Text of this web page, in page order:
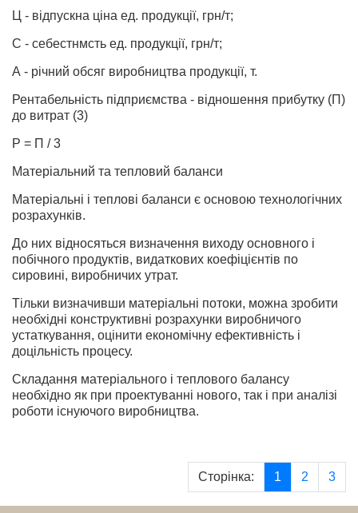
Ц - відпускна ціна ед. продукції, грн/т;
С - себестнмсть ед. продукції, грн/т;
А - річний обсяг виробництва продукції, т.
Рентабельність підприємства - відношення прибутку (П)
до витрат (3)
Р = П / 3
Матеріальний та тепловий баланси
Матеріальні і теплові баланси є основою технологічних
розрахунків.
До них відносяться визначення виходу основного і
побічного продуктів, видаткових коефіцієнтів по
сировині, виробничих утрат.
Тільки визначивши матеріальні потоки, можна зробити
необхідні конструктивні розрахунки виробничого
устаткування, оцінити економічну ефективність і
доцільність процесу.
Складання матеріального і теплового балансу
необхідно як при проектуванні нового, так і при аналізі
роботи існуючого виробництва.
Сторінка: 1 2 3